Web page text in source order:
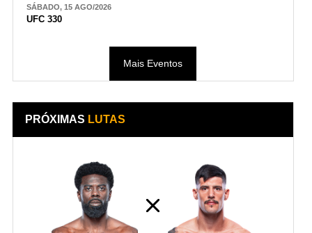
SÁBADO, 15 AGO/2026
UFC 330
Mais Eventos
PRÓXIMAS LUTAS